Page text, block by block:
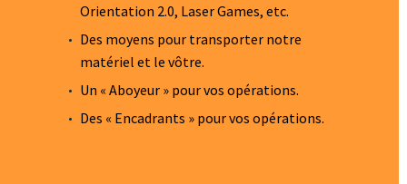
Orientation 2.0, Laser Games, etc.
Des moyens pour transporter notre
matériel et le vôtre.
Un « Aboyeur » pour vos opérations.
Des « Encadrants » pour vos opérations.